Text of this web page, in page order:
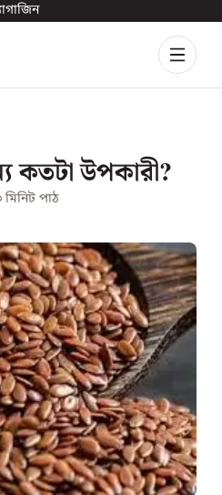
কতটা উপকারী?
মিনিট পাঠ